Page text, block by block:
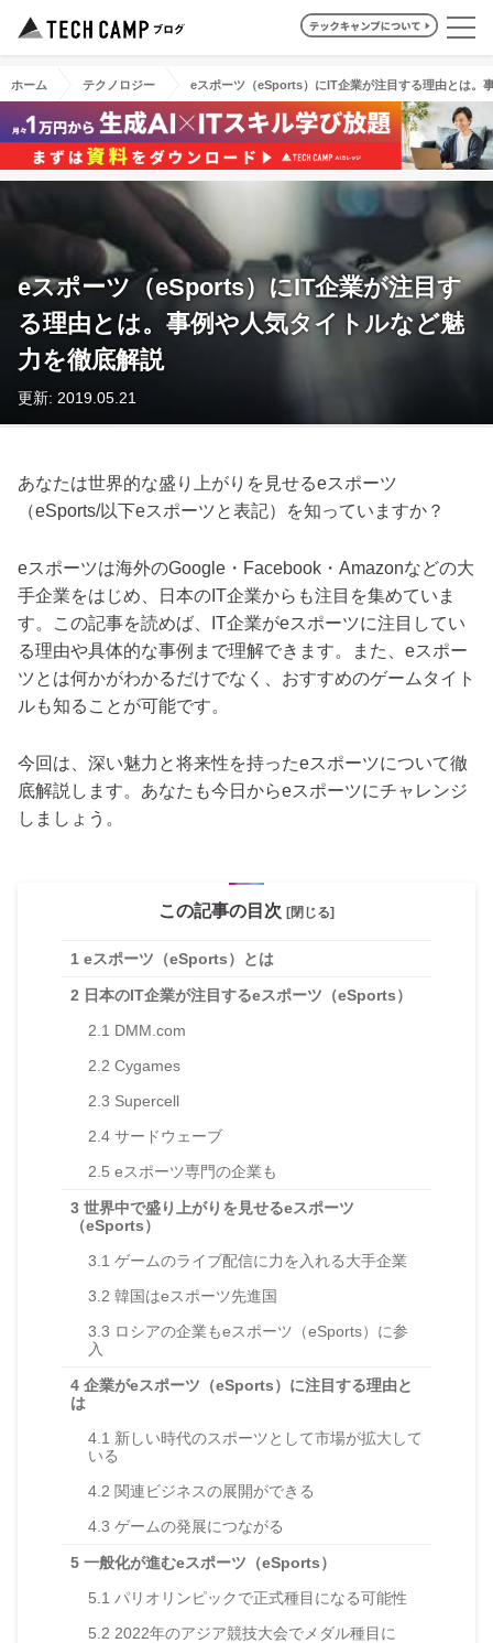
ホーム テクノロジー eスポーツ（eSports）にIT企業が注目する理由とは。
eスポーツ（eSports）にIT企業が注目す
る理由とは。事例や人気タイトルなど魅
力を徹底解説
更新: 2019.05.21
あなたは世界的な盛り上がりを見せるeスポーツ
（eSports/以下eスポーツと表記）を知っていますか？
eスポーツは海外のGoogle・Facebook・Amazonなどの大
手企業をはじめ、日本のIT企業からも注目を集めていま
す。この記事を読めば、IT企業がeスポーツに注目してい
る理由や具体的な事例まで理解できます。また、eスポー
ツとは何かがわかるだけでなく、おすすめのゲームタイト
ルも知ることが可能です。
今回は、深い魅力と将来性を持ったeスポーツについて徹
底解説します。あなたも今日からeスポーツにチャレンジ
しましょう。
この記事の目次 [閉じる]
1 eスポーツ（eSports）とは
2 日本のIT企業が注目するeスポーツ（eSports）
2.1 DMM.com
2.2 Cygames
2.3 Supercell
2.4 サードウェーブ
2.5 eスポーツ専門の企業も
3 世界中で盛り上がりを見せるeスポーツ
（eSports）
3.1 ゲームのライブ配信に力を入れる大手企業
3.2 韓国はeスポーツ先進国
3.3 ロシアの企業もeスポーツ（eSports）に参
入
4 企業がeスポーツ（eSports）に注目する理由と
は
4.1 新しい時代のスポーツとして市場が拡大して
いる
4.2 関連ビジネスの展開ができる
4.3 ゲームの発展につながる
5 一般化が進むeスポーツ（eSports）
5.1 パリオリンピックで正式種目になる可能性
5.2 2022年のアジア競技大会でメダル種目に